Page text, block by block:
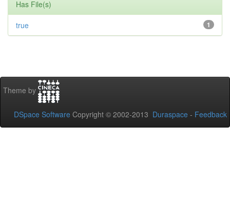
Has File(s)
1
true
Theme by
DSpace Software Copyright © 2002-2013 Duraspace - Feedback